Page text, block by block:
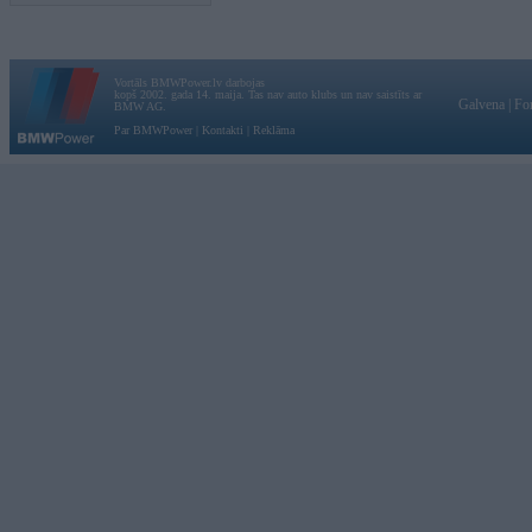
Vortāls BMWPower.lv darbojas
kopš 2002. gada 14. maija. Tas nav auto klubs un nav saistīts ar
BMW AG.
Par BMWPower
Kontakti Reklāma
Galvena